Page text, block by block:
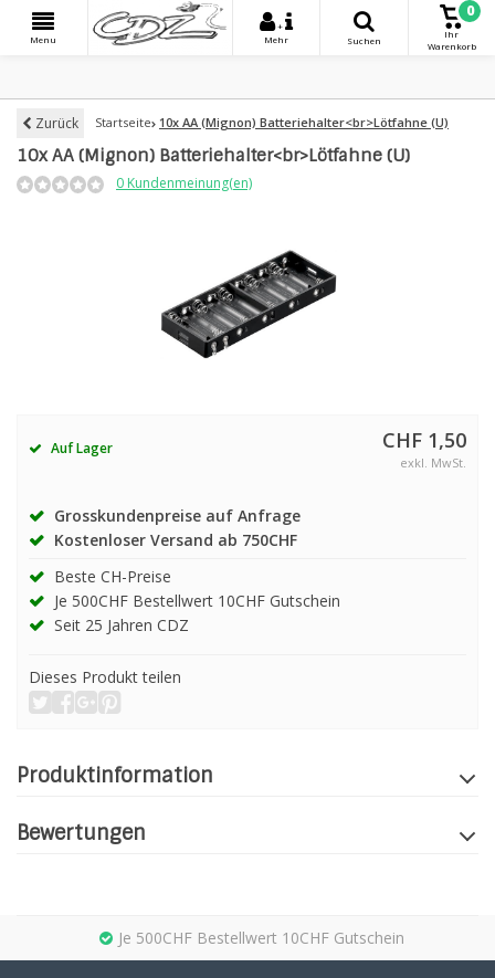
Menu
+
Mehr
Suchen
0
Ihr
Warenkorb
Zurück Startseite 10x AA (Mignon) Batteriehalter<br>Lötfahne (U)
10x AA (Mignon) Batteriehalter<br>Lötfahne (U)
0 Kundenmeinung(en)
Auf Lager CHF 1,50
exkl. MwSt.
Grosskundenpreise auf Anfrage
Kostenloser Versand ab 750CHF
Beste CH-Preise
Je 500CHF Bestellwert 10CHF Gutschein
Seit 25 Jahren CDZ
Dieses Produkt teilen
Produktinformation
Bewertungen
Je 500CHF Bestellwert 10CHF Gutschein